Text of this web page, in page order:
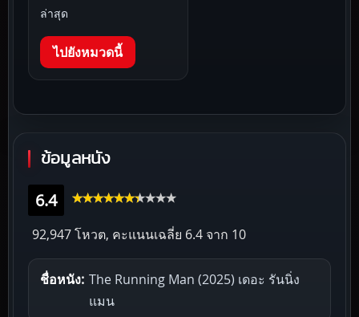
ล่าสุด
ไปยังหมวดนี้
ข้อมูลหนัง
6.4
92,947 โหวต, คะแนนเฉลี่ย 6.4 จาก 10
ชื่อหนัง: The Running Man (2025) เดอะ รันนิ่ง
แมน